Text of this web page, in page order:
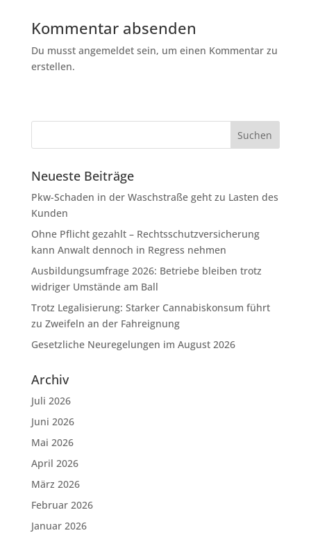
Kommentar absenden
Du musst angemeldet sein, um einen Kommentar zu
erstellen.
Neueste Beiträge
Pkw-Schaden in der Waschstraße geht zu Lasten des
Kunden
Ohne Pflicht gezahlt – Rechtsschutzversicherung
kann Anwalt dennoch in Regress nehmen
Ausbildungsumfrage 2026: Betriebe bleiben trotz
widriger Umstände am Ball
Trotz Legalisierung: Starker Cannabiskonsum führt
zu Zweifeln an der Fahreignung
Gesetzliche Neuregelungen im August 2026
Archiv
Juli 2026
Juni 2026
Mai 2026
April 2026
März 2026
Februar 2026
Januar 2026